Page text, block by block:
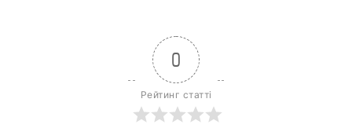
0
Рейтинг статті